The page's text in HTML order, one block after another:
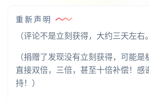
重新声明
（评论不是立刻获得，大约三天左右
（捐赠了发现没有立刻获得，可能
直接双倍，三倍，甚至十倍补偿！感
持！）